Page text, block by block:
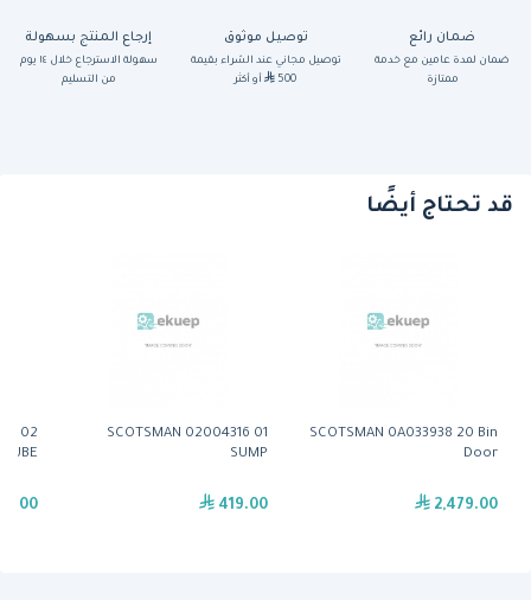
ضمان رائع
ضمان لمدة عامين مع خدمة
ممتازة
توصيل موثوق
توصيل مجاني عند الشراء بقيمة
500
أو أكثر
إرجاع المنتج بسهولة
سهولة الاسترجاع خلال ١٤ يوم
من التسليم
قد تحتاج أيضًا
SCOTSMAN 0A033938 20 Bin
Door
2,479.00
SCOTSMAN 02004316 01
SUMP
419.00
02